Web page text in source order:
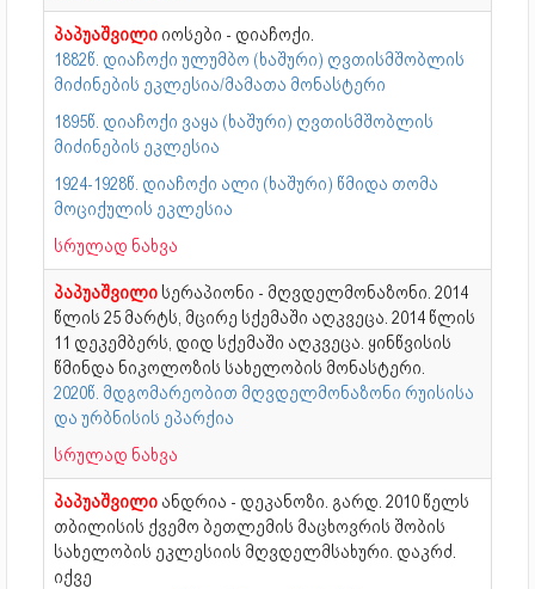
პაპუაშვილი იოსები - დიაჩოქი.
1882წ. დიაჩოქი ულუმბო (ხაშური) ღვთისმშობლის
მიძინების ეკლესია/მამათა მონასტერი
1895წ. დიაჩოქი ვაყა (ხაშური) ღვთისმშობლის
მიძინების ეკლესია
1924-1928წ. დიაჩოქი ალი (ხაშური) წმიდა თომა
მოციქულის ეკლესია
სრულად ნახვა
პაპუაშვილი სერაპიონი - მღვდელმონაზონი. 2014
წლის 25 მარტს, მცირე სქემაში აღკვეცა. 2014 წლის
11 დეკემბერს, დიდ სქემაში აღკვეცა. ყინწვისის
წმინდა ნიკოლოზის სახელობის მონასტერი.
2020წ. მდგომარეობით მღვდელმონაზონი რუისისა
და ურბნისის ეპარქია
სრულად ნახვა
პაპუაშვილი ანდრია - დეკანოზი. გარდ. 2010 წელს
თბილისის ქვემო ბეთლემის მაცხოვრის შობის
სახელობის ეკლესიის მღვდელმსახური. დაკრძ.
იქვე